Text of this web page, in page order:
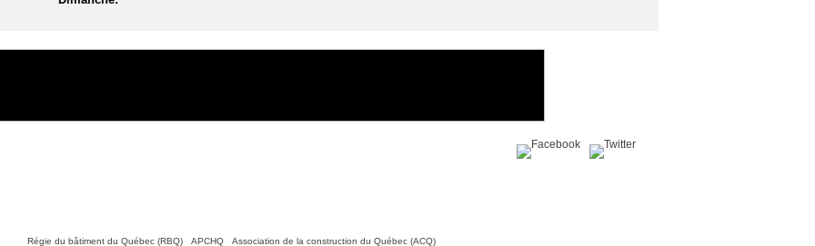
Régie du bâtiment du Québec (RBQ) APCHQ Association de la construction du Québec (ACQ)